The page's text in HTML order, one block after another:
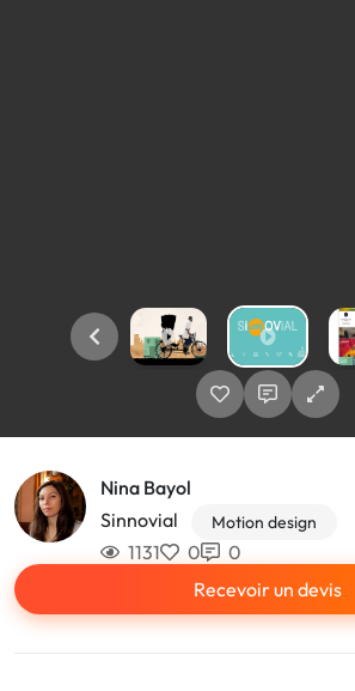
Nina Bayol
Sinnovial
Motion design
1131 0
0
Recevoir un devis